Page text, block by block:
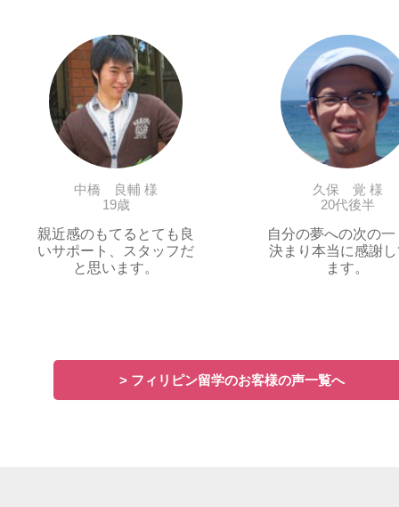
中橋 良輔 様
19歳
親近感のもてるとても良
いサポート、スタッフだ
と思います。
久保 覚 様
20代後半
自分の夢への次の一
決まり本当に感謝
ます。
> フィリピン留学のお客様の声一覧へ